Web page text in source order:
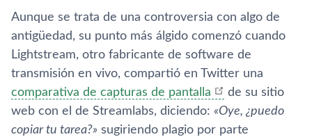
Aunque se trata de una controversia con algo de
antigüedad, su punto más álgido comenzó cuando
Lightstream, otro fabricante de software de
transmisión en vivo, compartió en Twitter una
comparativa de capturas de pantalla
de su sitio
web con el de Streamlabs, diciendo: «Oye, ¿puedo
copiar tu tarea?» sugiriendo plagio por parte